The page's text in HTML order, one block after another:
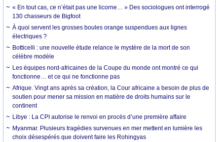
« En tout cas, ce n’était pas une licorne… » Des sociologues ont interrogé
130 chasseurs de Bigfoot
À quoi servent les grosses boules orange suspendues aux lignes
électriques ?
Botticelli : une nouvelle étude relance le mystère de la mort de son
célèbre modèle
Les équipes nord-africaines de la Coupe du monde ont montré ce qui
fonctionne… et ce qui ne fonctionne pas
Afrique. Vingt ans après sa création, la Cour africaine a besoin de plus de
soutien pour mener sa mission en matière de droits humains sur le
continent
Libye : La CPI autorise le renvoi en procès d’une première affaire
Myanmar. Plusieurs tragédies survenues en mer mettent en lumière les
choix désespérés que doivent faire les Rohingyas